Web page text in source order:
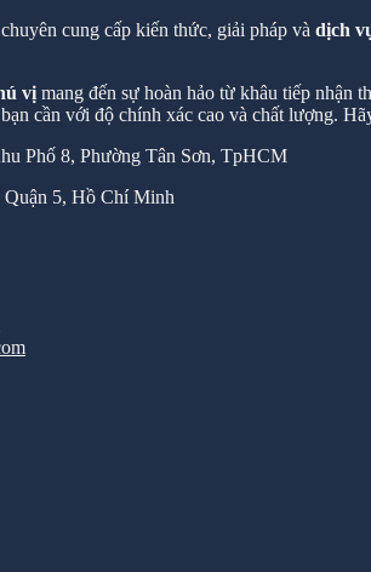
cung cấp kiến thức, giải pháp và dịch
vị mang đến sự hoàn hảo từ khâu tiếp nhận
cần với độ chính xác cao và chất lượng.
Phố 8, Phường Tân Sơn, TpHCM
5, Hồ Chí Minh